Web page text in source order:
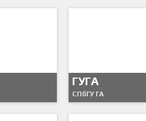
ГУГА
СПбГУ ГА